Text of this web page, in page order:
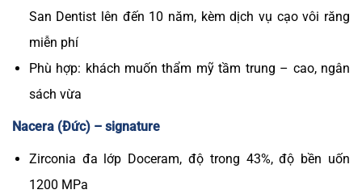
San Dentist lên đến 10 năm, kèm dịch vụ cạo vôi răng
miễn phí
Phù hợp: khách muốn thẩm mỹ tầm trung – cao, ngân
sách vừa
Nacera (Đức) – signature
Zirconia đa lớp Doceram, độ trong 43%, độ bền uốn
1200 MPa